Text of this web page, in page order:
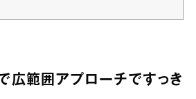
広範囲アプローチですっき